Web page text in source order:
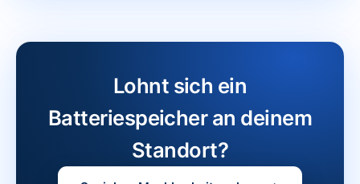
Lohnt sich ein
Batteriespeicher an deinem
Standort?